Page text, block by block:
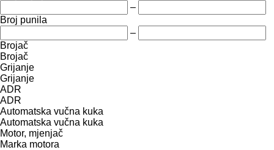
–
Broj punila
–
Brojač
Brojač
Grijanje
Grijanje
ADR
ADR
Automatska vučna kuka
Automatska vučna kuka
Motor, mjenjač
Marka motora